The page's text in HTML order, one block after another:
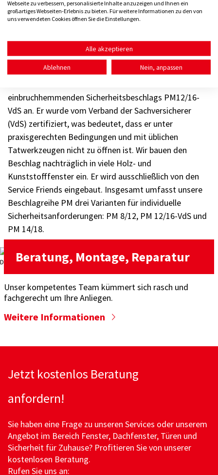
aber wirksame mechanische Maßnahmen nachrüsten.
Wir beraten Sie auch gerne persönlich vor Ort.
Ausgezeichneter Einbruchschutz:
Fensterbeschlag mit VDS-Zertifikat.
Sie legen Wert auf Sicherheit mit Zertifikat? Exklusiv
einbruchhemmenden Sicherheitsbeschlags PM12/16-
VdS an. Er wurde vom Verband der Sachversicherer
(VdS) zertifiziert, was bedeutet, dass er unter
praxisgerechten Bedingungen und mit üblichen
Tatwerkzeugen nicht zu öffnen ist. Wir bauen den
Beschlag nachträglich in viele Holz- und
Kunststofffenster ein. Er wird ausschließlich von den
Service Friends eingebaut. Insgesamt umfasst unsere
Beschlagreihe PM drei Varianten für individuelle
Sicherheitsanforderungen: PM 8/12, PM 12/16-VdS und
PM 14/18.
Beratung, Montage, Reparatur
Unser kompetentes Team kümmert sich rasch und
fachgerecht um Ihre Anliegen.
Weitere Informationen
Jetzt kostenlos Beratung
anfordern!
Sie haben eine Frage zu unseren Services oder unserem
Angebot im Bereich Fenster, Dachfenster, Türen und
Sicherheit für Zuhause? Profitieren Sie von unserer
kostenlosen Beratung.
Rufen Sie uns an:
Webseite zu verbessern, personalisierte Inhalte anzuzeigen und Ihnen ein
großartiges Webseiten-Erlebnis zu bieten. Für weitere Informationen zu den von
uns verwendeten Cookies öffnen Sie die Einstellungen.
Alle akzeptieren
Ablehnen Nein, anpassen